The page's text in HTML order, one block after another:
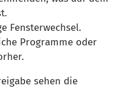
Fensterwechsel.
Programme oder
sehen die